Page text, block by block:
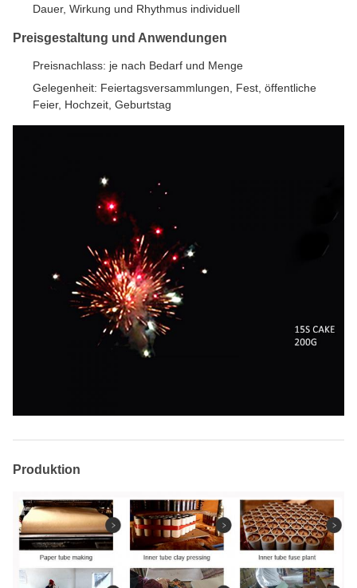
Dauer, Wirkung und Rhythmus individuell
Preisgestaltung und Anwendungen
Preisnachlass: je nach Bedarf und Menge
Gelegenheit: Feiertagsversammlungen, Fest, öffentliche
Feier, Hochzeit, Geburtstag
Produktion